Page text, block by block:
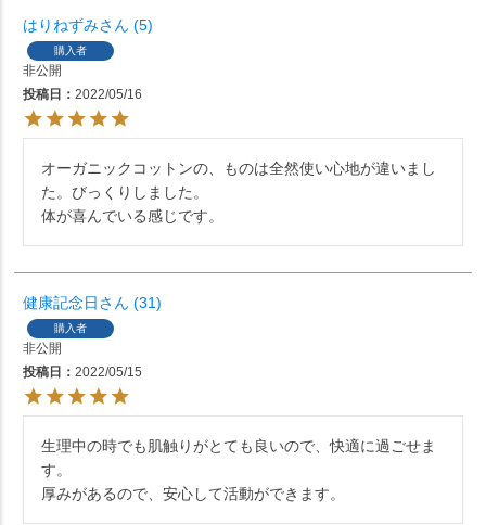
はりねずみ 5
購入者
非公開
投稿日
2022/05/16
オーガニックコットンの、ものは全然使い心地が違いまし
た。びっくりしました。
体が喜んでいる感じです。
健康記念日 31
購入者
非公開
投稿日
2022/05/15
生理中の時でも肌触りがとても良いので、快適に過ごせま
す。
厚みがあるので、安心して活動ができます。